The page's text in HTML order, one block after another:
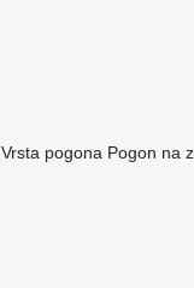
Vrsta pogona Pogon na